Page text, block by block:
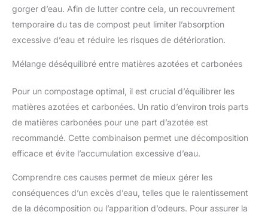
gorger d’eau. Afin de lutter contre cela, un recouvrement
temporaire du tas de compost peut limiter l’absorption
excessive d’eau et réduire les risques de détérioration.
Mélange déséquilibré entre matières azotées et carbonées
Pour un compostage optimal, il est crucial d’équilibrer les
matières azotées et carbonées. Un ratio d’environ trois parts
de matières carbonées pour une part d’azotée est
recommandé. Cette combinaison permet une décomposition
efficace et évite l’accumulation excessive d’eau.
Comprendre ces causes permet de mieux gérer les
conséquences d’un excès d’eau, telles que le ralentissement
de la décomposition ou l’apparition d’odeurs. Pour assurer la